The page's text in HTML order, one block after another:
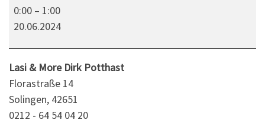
0:00 – 1:00
20.06.2024
Lasi & More Dirk Potthast
Florastraße 14
Solingen, 42651
0212 - 64 54 04 20